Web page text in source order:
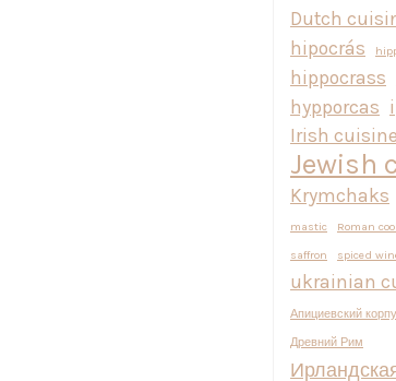
Dutch
hipocrás
hippocrass
hypporcas
Irish cuisine
Jewish
Krymchaks
mastic
Roman
saffron
spiced
ukrainian
Апициевский
Древний Рим